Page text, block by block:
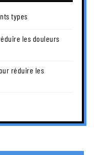
types
les douleurs
réduire les